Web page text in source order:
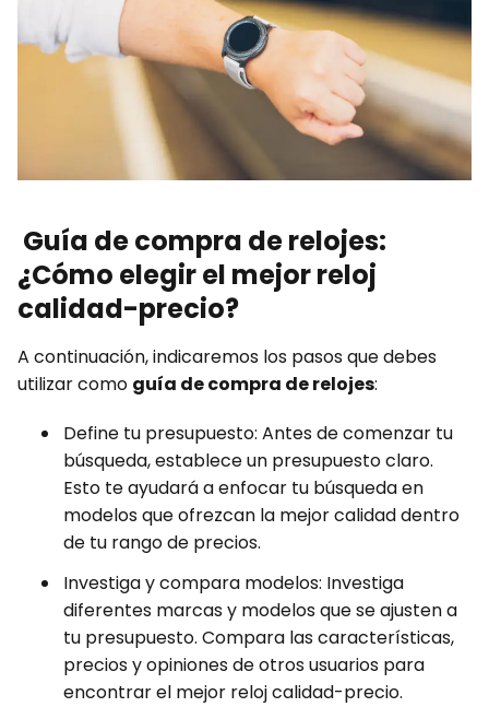
Guía de compra de relojes:
¿Cómo elegir el mejor reloj
calidad-precio?
A continuación, indicaremos los pasos que debes
utilizar como guía de compra de relojes:
Define tu presupuesto: Antes de comenzar tu
búsqueda, establece un presupuesto claro.
Esto te ayudará a enfocar tu búsqueda en
modelos que ofrezcan la mejor calidad dentro
de tu rango de precios.
Investiga y compara modelos: Investiga
diferentes marcas y modelos que se ajusten a
tu presupuesto. Compara las características,
precios y opiniones de otros usuarios para
encontrar el mejor reloj calidad-precio.